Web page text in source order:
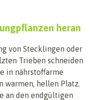
heran
von Stecklingen oder
Trieben schneiden
in nährstoffarme
warmen, hellen Platz.
an den endgültigen